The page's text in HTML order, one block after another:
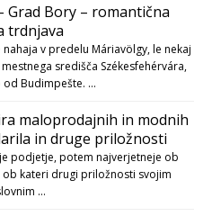
Grad Bory – romantična
trdnjava
nahaja v predelu Máriavölgy, le nekaj
središča Székesfehérvára,
Budimpešte. …
maloprodajnih in modnih
in druge priložnosti
podjetje, potem najverjetneje ob
ob kateri drugi priložnosti svojim
…